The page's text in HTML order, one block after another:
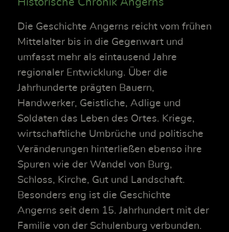
Die Geschichte Angerns reicht vom frühen
Mittelalter bis in die Gegenwart und
umfasst mehr als eintausend Jahre
regionaler Entwicklung. Über die
Jahrhunderte prägten Bauern,
Handwerker, Geistliche, Adlige und
Soldaten das Leben des Ortes. Kriege,
wirtschaftliche Umbrüche und politische
Veränderungen hinterließen ebenso ihre
Spuren wie der Wandel von Burg,
Schloss, Kirche, Gut und Landschaft.
Besonders eng ist die Geschichte
Angerns seit dem 15. Jahrhundert mit der
Familie von der Schulenburg verbunden.